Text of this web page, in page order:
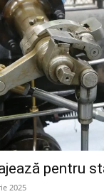
pentru
2025